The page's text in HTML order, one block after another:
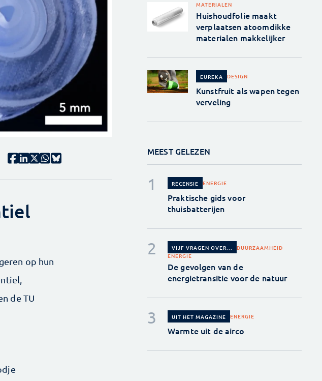
op hun
de TU
MATERIALEN
Huishoudfolie maakt
verplaatsen atoomdikke
materialen makkelijker
EUREKA DESIGN
Kunstfruit als wapen tegen
verveling
MEEST GELEZEN
RECENSIE ENERGIE
Praktische gids voor
thuisbatterijen
VIJF VRAGEN OVER...
DUURZAAMHEID
ENERGIE
De gevolgen van de
energietransitie voor de natuur
UIT HET MAGAZINE ENERGIE
Warmte uit de airco